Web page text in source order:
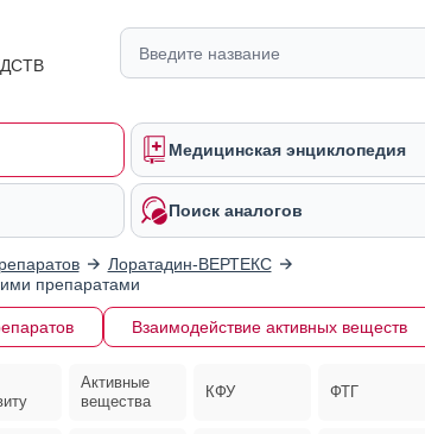
Медицинская энциклопедия
Поиск аналогов
Лоратадин-ВЕРТЕКС
препаратами
Взаимодействие активных веществ
Активные
вещества
КФУ ФТГ